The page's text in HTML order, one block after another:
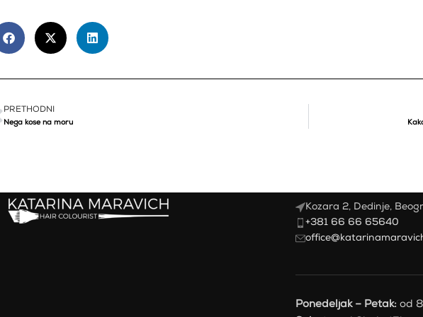
PRETHODNI
Nega kose na moru
Kozara 2, Dedinje,
+381 66 66 65640
Ponedeljak – Petak: od